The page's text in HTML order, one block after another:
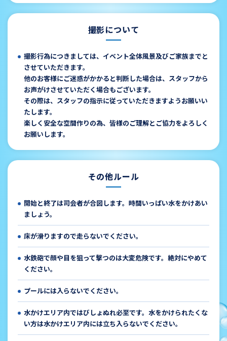
撮影について
撮影行為につきましては、イベント全体風景及びご家族までと
させていただきます。
他のお客様にご迷惑がかかると判断した場合は、スタッフから
お声がけさせていただく場合もございます。
その際は、スタッフの指示に従っていただきますようお願いい
たします。
楽しく安全な空間作りの為、皆様のご理解とご協力をよろしく
お願いします。
その他ルール
開始と終了は司会者が合図します。時間いっぱい水をかけあい
ましょう。
床が滑りますので走らないでください。
水鉄砲で顔や目を狙って撃つのは大変危険です。絶対にやめて
ください。
プールには入らないでください。
水かけエリア内ではびしょぬれ必至です。水をかけられたくな
い方は水かけエリア内には立ち入らないでください。